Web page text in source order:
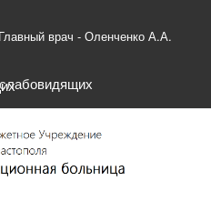
Главный врач - Оленченко А.А.